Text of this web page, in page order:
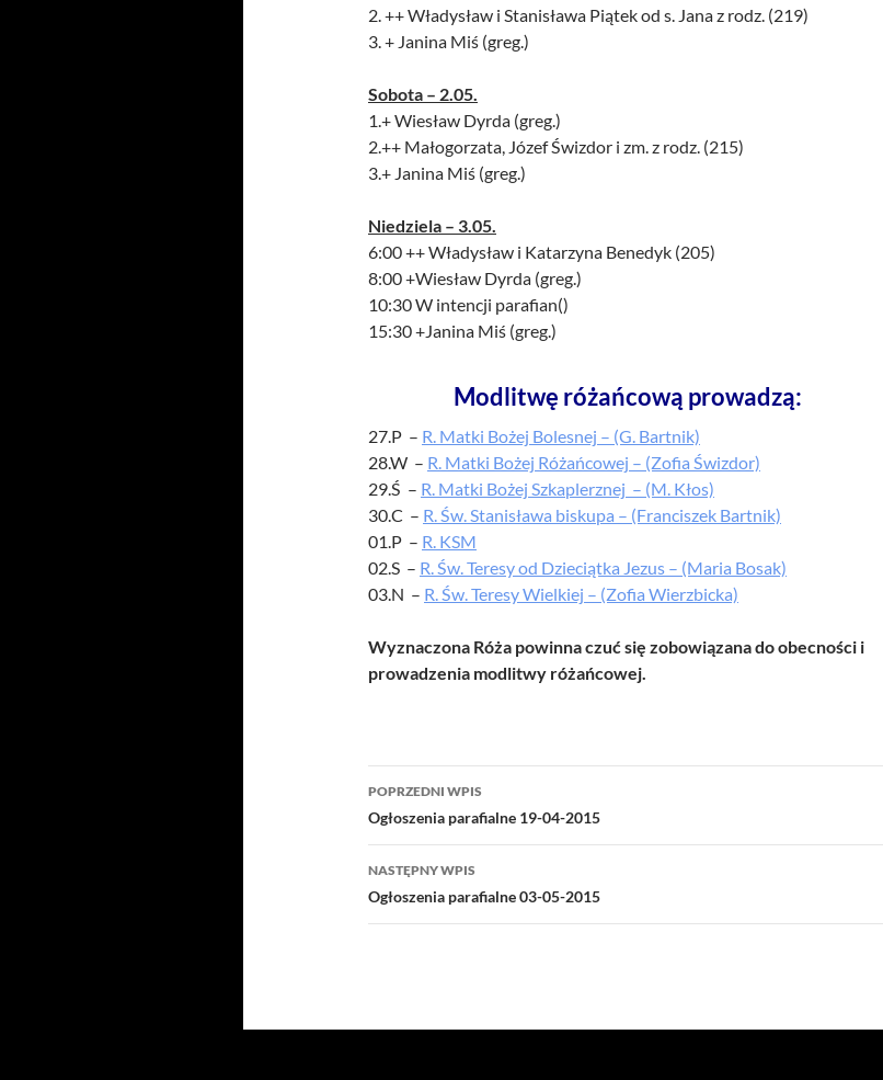
2. ++ Władysław i Stanisława Piątek od s. Jana z rodz. (219)
3. + Janina Miś (greg.)
Sobota – 2.05.
1.+ Wiesław Dyrda (greg.)
2.++ Małogorzata, Józef Świzdor i zm. z rodz. (215)
3.+ Janina Miś (greg.)
Niedziela – 3.05.
6:00 ++ Władysław i Katarzyna Benedyk (205)
8:00 +Wiesław Dyrda (greg.)
10:30 W intencji parafian()
15:30 +Janina Miś (greg.)
Modlitwę różańcową prowadzą:
27.P – R. Matki Bożej Bolesnej – (G. Bartnik)
28.W – R. Matki Bożej Różańcowej – (Zofia Świzdor)
29.Ś – R. Matki Bożej Szkaplerznej – (M. Kłos)
30.C – R. Św. Stanisława biskupa – (Franciszek Bartnik)
01.P – R. KSM
02.S – R. Św. Teresy od Dzieciątka Jezus – (Maria Bosak)
03.N – R. Św. Teresy Wielkiej – (Zofia Wierzbicka)
Wyznaczona Róża powinna czuć się zobowiązana do obecności i
prowadzenia modlitwy różańcowej.
Nawigacja
wpisu
POPRZEDNI WPIS
Ogłoszenia parafialne 19-04-2015
NASTĘPNY WPIS
Ogłoszenia parafialne 03-05-2015